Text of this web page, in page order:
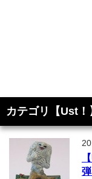
カテゴリ【Ust